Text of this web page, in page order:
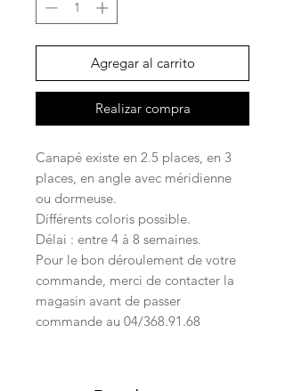
Agregar al carrito
Realizar compra
Canapé existe en 2.5 places, en 3
places, en angle avec méridienne
ou dormeuse.
Différents coloris possible.
Délai : entre 4 à 8 semaines.
Pour le bon déroulement de votre
commande, merci de contacter la
magasin avant de passer
commande au 04/368.91.68